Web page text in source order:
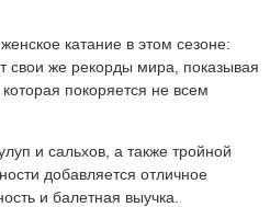
катание в этом сезоне:
свои же рекорды мира, показывая
покоряется не всем
и сальхов, а также тройной
добавляется отличное
и балетная выучка.